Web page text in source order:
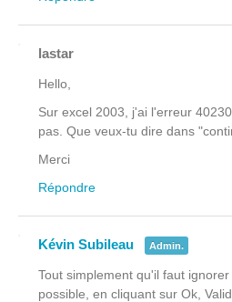
lastar
Hello,
Sur excel 2003, j'ai l'erreur
pas. Que veux-tu dire dans
Merci
Répondre
Kévin Subileau Admin.
Tout simplement qu'il faut
possible, en cliquant sur Ok,